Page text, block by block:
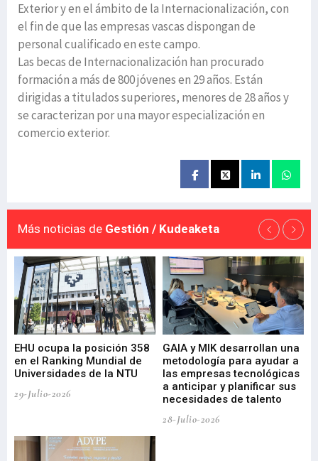
Exterior y en el ámbito de la Internacionalización, con
el fin de que las empresas vascas dispongan de
personal cualificado en este campo.
Las becas de Internacionalización han procurado
formación a más de 800 jóvenes en 29 años. Están
dirigidas a titulados superiores, menores de 28 años y
se caracterizan por una mayor especialización en
comercio exterior.
Más noticias de Gestión / Kudeaketa
EHU ocupa la posición 358
en el Ranking Mundial de
Universidades de la NTU
29-Julio-2026
GAIA y MIK desarrollan una
metodología para ayudar a
las empresas tecnológicas
a anticipar y planificar sus
necesidades de talento
28-Julio-2026